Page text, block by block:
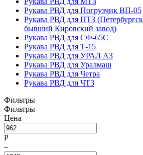
Рукава РВД для Погрузчик ВП-05
Рукава РВД для ПТЗ
бывший Кировский завод)
Рукава РВД для СФ-65С
Рукава РВД для Т-15
Рукава РВД для УРАЛ АЗ
Рукава РВД для Уралмаш
Рукава РВД для Четра
Рукава РВД для ЧТЗ
Фильтры
Фильтры
Цена
Р
–